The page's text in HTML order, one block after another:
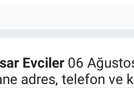
Evciler06
adres, telefon ve